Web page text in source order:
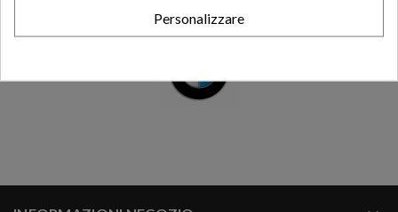
Personalizzare